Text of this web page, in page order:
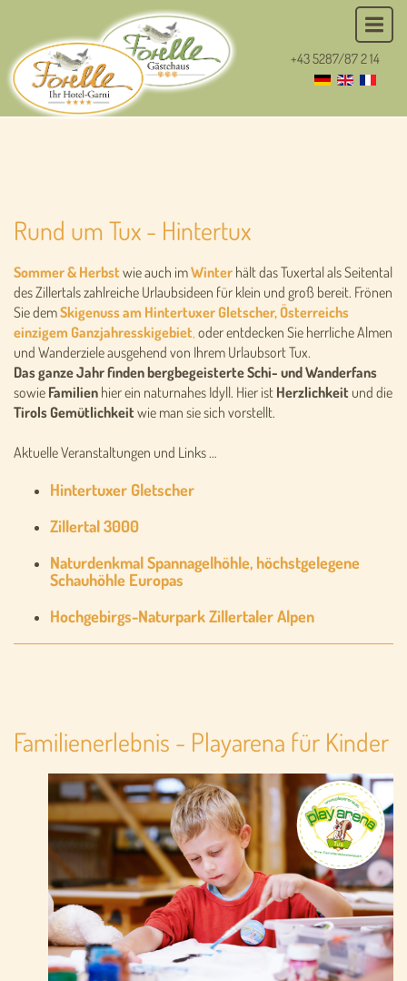
+43 5287/87 2 14
Rund um Tux - Hintertux
Sommer & Herbst wie auch imWinter hält das Tuxertal als Seitental
des Zillertals zahlreiche Urlaubsideen für klein und groß bereit. Frönen
Sie demSkigenuss am Hintertuxer Gletscher, Österreichs
einzigem Ganzjahresskigebiet, oder entdecken Sie herrliche Almen
und Wanderziele ausgehend von Ihrem Urlaubsort Tux.
Das ganze Jahr finden bergbegeisterte Schi- und Wanderfans
sowie Familien hier ein naturnahes Idyll. Hier ist Herzlichkeit und die
TirolsGemütlichkeit wie man sie sich vorstellt.
Aktuelle Veranstaltungen und Links …
Hintertuxer Gletscher
Zillertal 3000
Naturdenkmal Spannagelhöhle, höchstgelegene
Schauhöhle Europas
Hochgebirgs-Naturpark Zillertaler Alpen
Familienerlebnis - Playarena für Kinder